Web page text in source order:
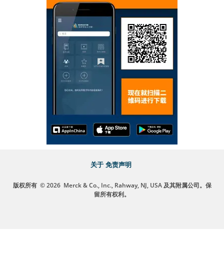
关于 免责声明
版权所有 © 2026 Merck & Co., Inc., Rahway, NJ, USA 及其附属公司。保
留所有权利。